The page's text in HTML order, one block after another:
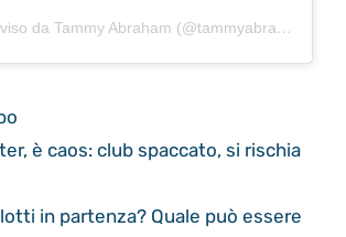
Un post condiviso da Tammy Abraham (@tammyabraham)
è caos: club spaccato, si rischia
in partenza? Quale può essere